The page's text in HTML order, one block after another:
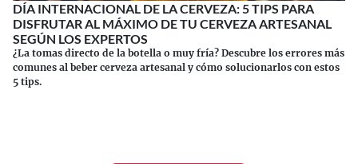
DÍA INTERNACIONAL DE LA CERVEZA: 5 TIPS PARA
DISFRUTAR AL MÁXIMO DE TU CERVEZA ARTESANAL
SEGÚN LOS EXPERTOS
¿La tomas directo de la botella o muy fría? Descubre los errores más
comunes al beber cerveza artesanal y cómo solucionarlos con estos
5 tips.